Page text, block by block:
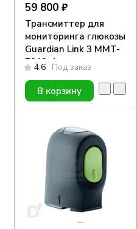
59 800 ₽
Трансмиттер для
мониторинга глюкозы
Guardian Link 3 MMT-
7910, 1 шт.
4.6 Под заказ
В корзину